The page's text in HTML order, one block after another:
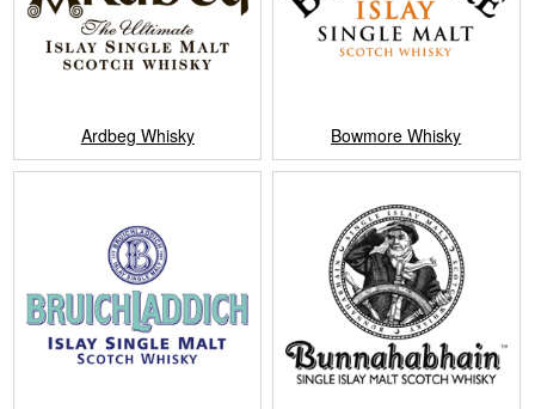
Ardbeg Whisky Bowmore Whisky